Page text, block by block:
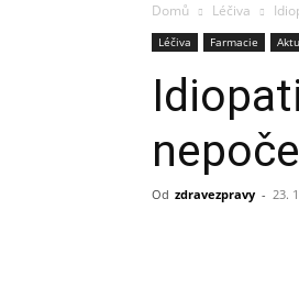
Domů Léčiva
Léčiva Farmacie
Od zdravezpravy - 23.